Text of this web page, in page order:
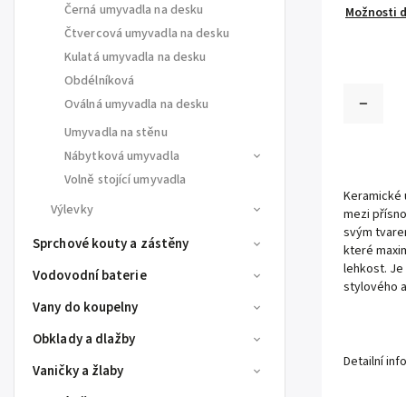
Černá umyvadla na desku
Čtvercová umyvadla na desku
Kulatá umyvadla na desku
Obdélníková
Oválná umyvadla na desku
Umyvadla na stěnu
Nábytková umyvadla
Volně stojící umyvadla
Výlevky
Sprchové kouty a zástěny
Vodovodní baterie
Vany do koupelny
Obklady a dlažby
Vaničky a žlaby
Možnosti
mezi
svým
které
lehkost.
stylového
Detailní